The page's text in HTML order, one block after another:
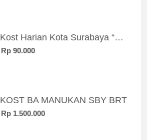
Kost Harian Kota Surabaya “Sierra Kost”
Rp 90.000
KOST BA MANUKAN SBY BRT
Rp 1.500.000